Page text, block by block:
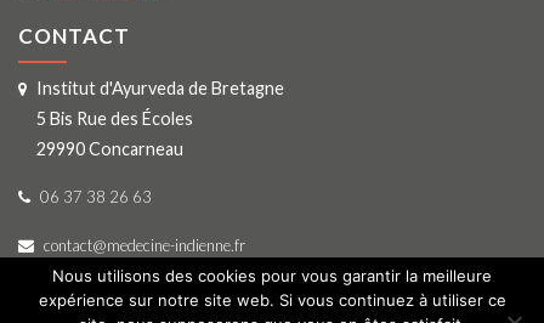
CONTACT
Institut d'Ayurveda de Bretagne
5 Bis Rue des Écoles
29990 Concarneau
06 37 38 26 63
contact@medecine-indienne.fr
Nous utilisons des cookies pour vous garantir la meilleure
expérience sur notre site web. Si vous continuez à utiliser ce